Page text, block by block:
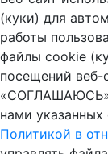
(куки) для
работы
файлы cookie
посещений веб-
«СОГЛАШАЮСЬ»,
нами
Политикой в